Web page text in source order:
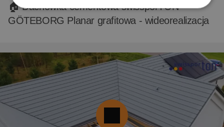
🏠 Dachówka cementowa swissporTON
GÖTEBORG Planar grafitowa - wideorealizacja